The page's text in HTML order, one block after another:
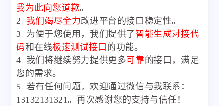
我为此向您道歉。
2. 我们竭尽全力改进平台的接口稳定性。
3. 为便于您使用，我们提供了智能生成对接代
码和在线极速测试接口 的功能。
4. 我们将继续努力提供更多可靠的接口，满足
您的需求。
5. 若有任何问题，欢迎通过微信与我联系：
13132131321。再次感谢您的支持与信任！